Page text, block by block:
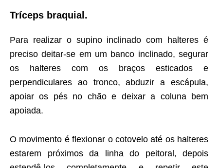
Tríceps braquial.
Para realizar o supino inclinado com halteres é
preciso deitar-se em um banco inclinado, segurar
os halteres com os braços esticados e
perpendiculares ao tronco, abduzir a escápula,
apoiar os pés no chão e deixar a coluna bem
apoiada.
O movimento é flexionar o cotovelo até os halteres
estarem próximos da linha do peitoral, depois